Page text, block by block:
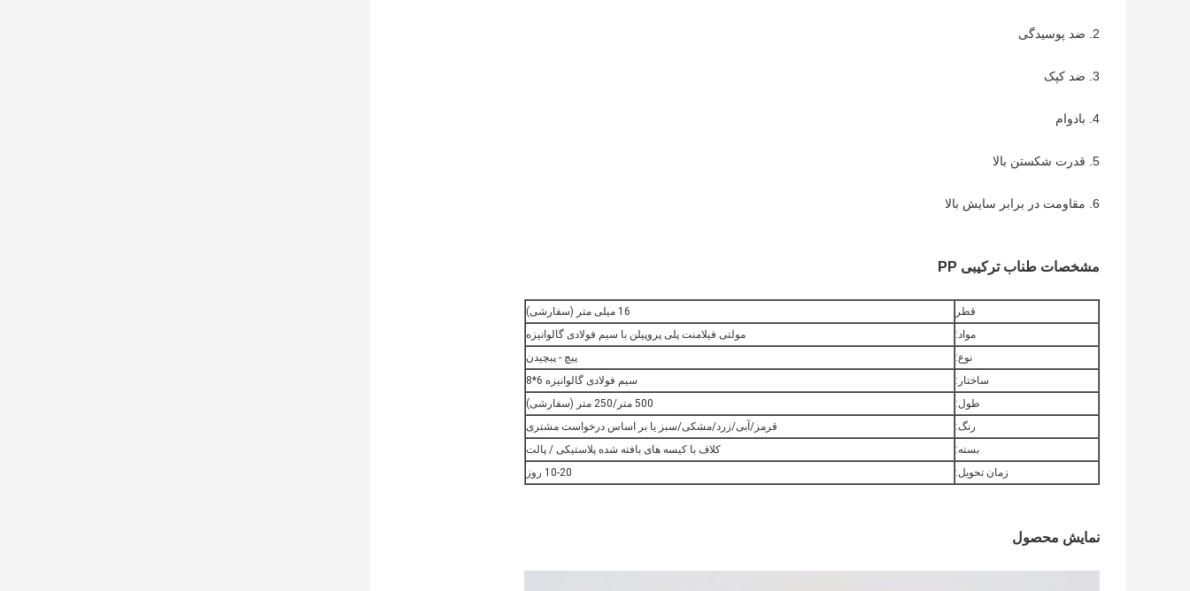
2. ضد پوسیدگی
3. ضد کپک
4. بادوام
5. قدرت شکستن بالا
6. مقاومت در برابر سایش بالا
مشخصات طناب ترکیبی PP
قطر
16 میلی متر (سفارشی)
مواد:
مولتی فیلامنت پلی پروپیلن با سیم فولادی گالوانیزه
نوع:
پیچ - پیچیدن
ساختار:
سیم فولادی گالوانیزه 6*8
طول:
500 متر/250 متر (سفارشی)
رنگ:
قرمز/آبی/زرد/مشکی/سبز یا بر اساس درخواست مشتری
بسته:
کلاف با کیسه های بافته شده پلاستیکی / پالت
زمان تحویل:
10-20 روز
نمایش محصول